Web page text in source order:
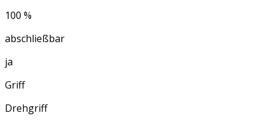
100 %
abschließbar
ja
Griff
Drehgriff